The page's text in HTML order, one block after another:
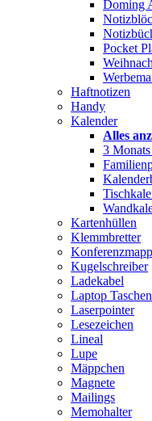
Doming
Pocket
Haftnotizen
Handy
Kalender
Alles
3
Kartenhüllen
Klemmbretter
Kugelschreiber
Ladekabel
Laptop Taschen
Laserpointer
Lesezeichen
Lineal
Lupe
Mäppchen
Magnete
Mailings
Memohalter